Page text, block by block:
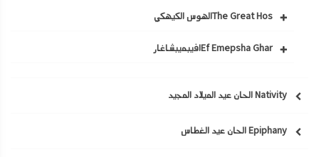
The Great Hosالهوس الكيهكي
Ef Emepsha Gharافيبميبشاغار
Nativity الحان عيد الميلاد المجيد
Epiphany الحان عيد الغطاس